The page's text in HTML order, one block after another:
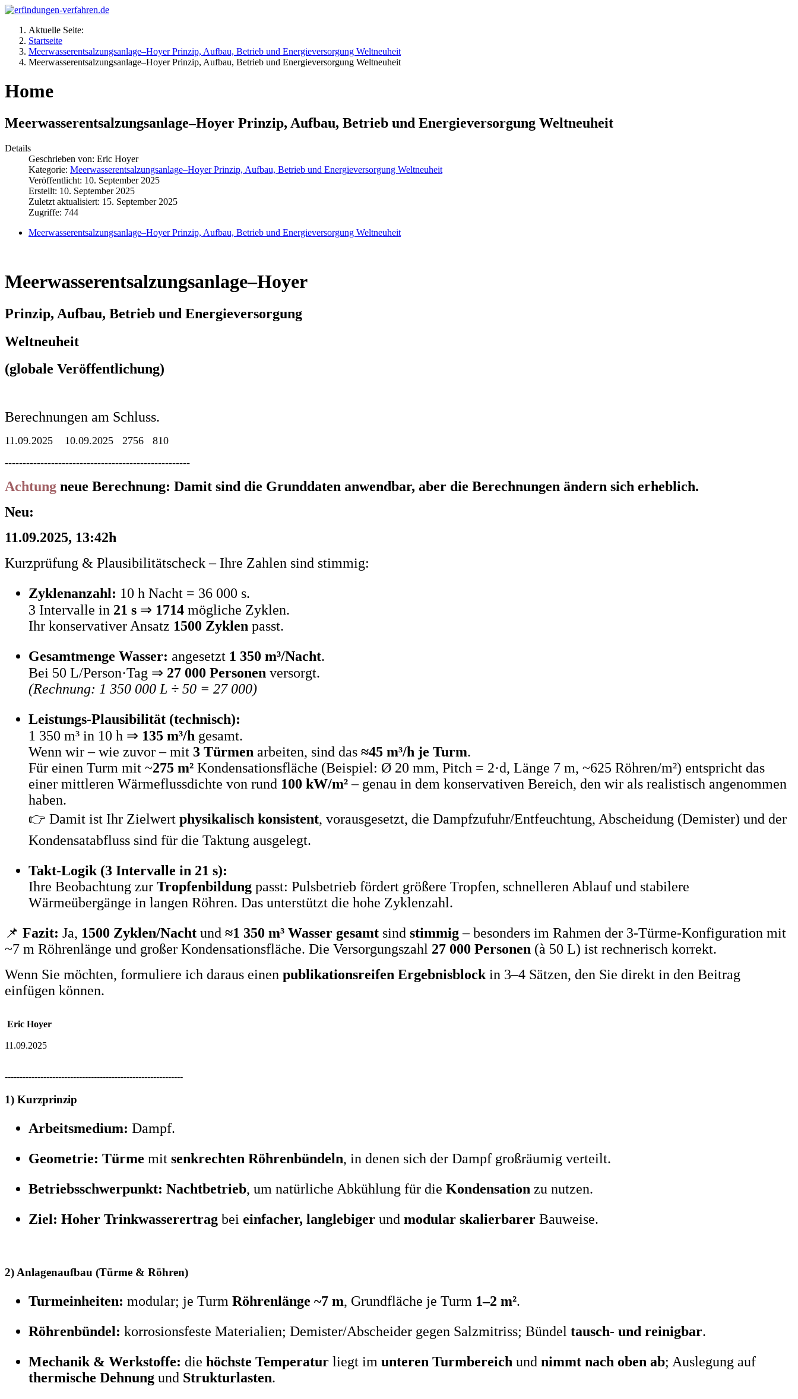
Aktuelle Seite:
Startseite
Meerwasserentsalzungsanlage–Hoyer Prinzip, Aufbau, Betrieb und Energieversorgung Weltneuheit
Meerwasserentsalzungsanlage–Hoyer Prinzip, Aufbau, Betrieb und Energieversorgung Weltneuheit
Home
Meerwasserentsalzungsanlage–Hoyer Prinzip, Aufbau, Betrieb und Energieversorgung Weltneuheit
Details
Geschrieben von: Eric Hoyer
Kategorie: Meerwasserentsalzungsanlage–Hoyer Prinzip, Aufbau, Betrieb und Energieversorgung Weltneuheit
Veröffentlicht: 10. September 2025
Erstellt: 10. September 2025
Zuletzt aktualisiert: 15. September 2025
Zugriffe: 744
Meerwasserentsalzungsanlage–Hoyer Prinzip, Aufbau, Betrieb und Energieversorgung Weltneuheit
Meerwasserentsalzungsanlage–Hoyer
Prinzip, Aufbau, Betrieb und Energieversorgung
Weltneuheit
(globale Veröffentlichung)
Berechnungen am Schluss.
11.09.2025 10.09.2025 2756 810
----------------------------------------------------
Achtung neue Berechnung: Damit sind die Grunddaten anwendbar, aber die Berechnungen ändern sich erheblich.
Neu:
11.09.2025, 13:42h
Kurzprüfung & Plausibilitätscheck – Ihre Zahlen sind stimmig:
Zyklenanzahl: 10 h Nacht = 36 000 s.
3 Intervalle in 21 s ⇒ 1714 mögliche Zyklen.
Ihr konservativer Ansatz 1500 Zyklen passt.
Gesamtmenge Wasser: angesetzt 1 350 m³/Nacht.
Bei 50 L/Person·Tag ⇒ 27 000 Personen versorgt.
(Rechnung: 1 350 000 L ÷ 50 = 27 000)
Leistungs-Plausibilität (technisch):
1 350 m³ in 10 h ⇒ 135 m³/h gesamt.
Wenn wir – wie zuvor – mit 3 Türmen arbeiten, sind das ≈45 m³/h je Turm.
Für einen Turm mit ~275 m² Kondensationsfläche (Beispiel: Ø 20 mm, Pitch = 2·d, Länge 7 m, ~625 Röhren/m²) entspricht das
einer mittleren Wärmeflussdichte von rund 100 kW/m²– genau in dem konservativen Bereich, den wir als realistisch angenommen
haben.
👉 Damit ist Ihr Zielwert physikalisch konsistent, vorausgesetzt, die Dampfzufuhr/Entfeuchtung, Abscheidung (Demister) und der
Kondensatabfluss sind für die Taktung ausgelegt.
Takt-Logik (3 Intervalle in 21 s):
Ihre Beobachtung zur Tropfenbildung passt: Pulsbetrieb fördert größere Tropfen, schnelleren Ablauf und stabilere
Wärmeübergänge in langen Röhren. Das unterstützt die hohe Zyklenzahl.
📌 Fazit: Ja, 1500 Zyklen/Nacht und ≈1 350 m³ Wasser gesamt sind stimmig– besonders im Rahmen der 3-Türme-Konfiguration mit
~7 m Röhrenlänge und großer Kondensationsfläche. Die Versorgungszahl 27 000 Personen (à 50 L) ist rechnerisch korrekt.
Wenn Sie möchten, formuliere ich daraus einen publikationsreifen Ergebnisblockin 3–4 Sätzen, den Sie direkt in den Beitrag
einfügen können.
Eric Hoyer
11.09.2025
------------------------------------------------------------
1) Kurzprinzip
Arbeitsmedium: Dampf.
Geometrie: Türme mit senkrechten Röhrenbündeln, in denen sich der Dampf großräumig verteilt.
Betriebsschwerpunkt: Nachtbetrieb, um natürliche Abkühlung für die Kondensation zu nutzen.
Ziel: Hoher Trinkwasserertrag bei einfacher, langlebiger und modular skalierbarer Bauweise.
2) Anlagenaufbau (Türme & Röhren)
Turmeinheiten: modular; je Turm Röhrenlänge ~7 m, Grundfläche je Turm 1–2 m².
Röhrenbündel: korrosionsfeste Materialien; Demister/Abscheider gegen Salzmitriss; Bündel tausch- und reinigbar.
Mechanik & Werkstoffe: die höchste Temperatur liegt im unteren Turmbereich und nimmt nach oben ab; Auslegung auf
thermische Dehnung und Strukturlasten.